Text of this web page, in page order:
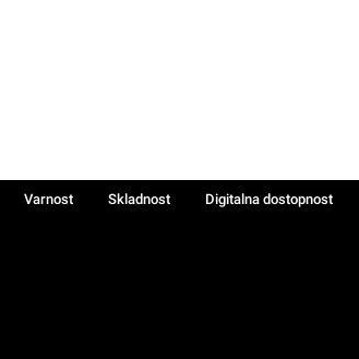
Varnost Skladnost
Digitalna dostopnost